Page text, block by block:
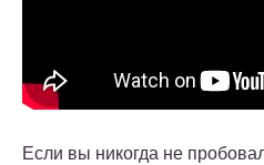
Если вы никогда не